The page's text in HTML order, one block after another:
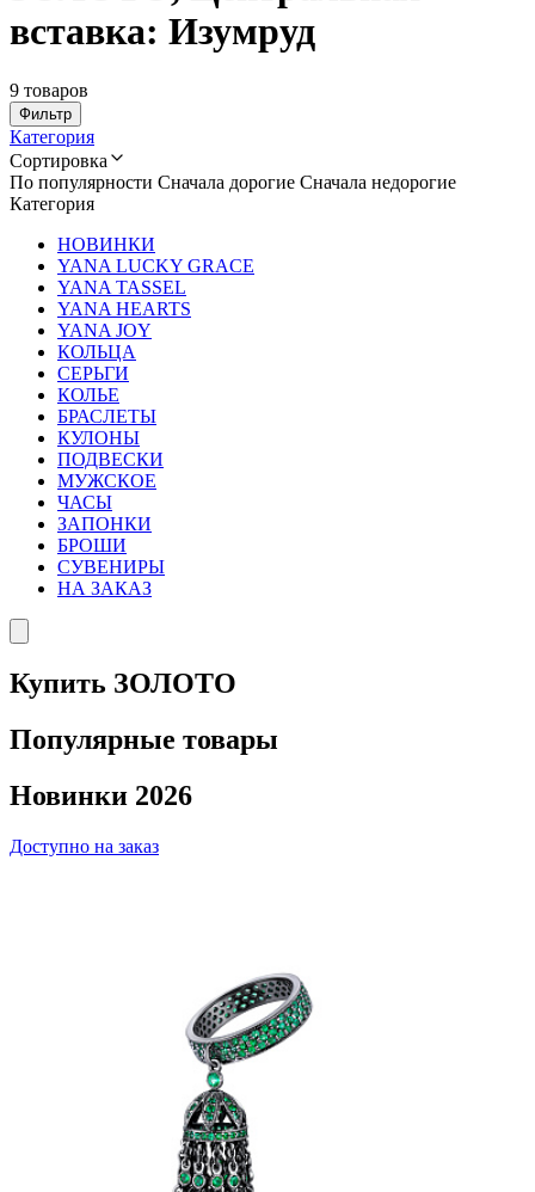
вставка: Изумруд
9 товаров
Фильтр
Категория
Сортировка
По популярности Сначала дорогие Сначала недорогие
Категория
НОВИНКИ
YANA LUCKY GRACE
YANA TASSEL
YANA HEARTS
YANA JOY
КОЛЬЦА
СЕРЬГИ
КОЛЬЕ
БРАСЛЕТЫ
КУЛОНЫ
ПОДВЕСКИ
МУЖСКОЕ
ЧАСЫ
ЗАПОНКИ
БРОШИ
СУВЕНИРЫ
НА ЗАКАЗ
Купить ЗОЛОТО
Популярные товары
Новинки 2026
Доступно на заказ